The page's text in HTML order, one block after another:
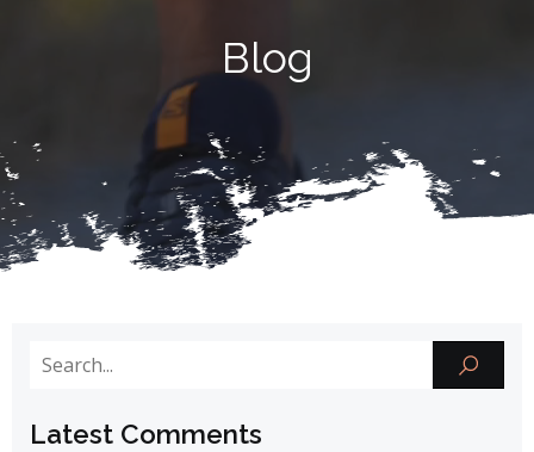
Blog
Latest Comments